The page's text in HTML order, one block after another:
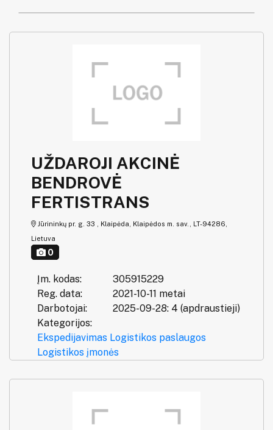
UŽDAROJI AKCINĖ
BENDROVĖ
FERTISTRANS
Jūrininkų pr. g. 33 , Klaipėda, Klaipėdos m. sav., LT-94286,
Lietuva
0
Įm. kodas:
305915229
Reg. data:
2021-10-11 metai
Darbotojai:
2025-09-28: 4 (apdraustieji)
Kategorijos:
Ekspedijavimas Logistikos paslaugos
Logistikos įmonės